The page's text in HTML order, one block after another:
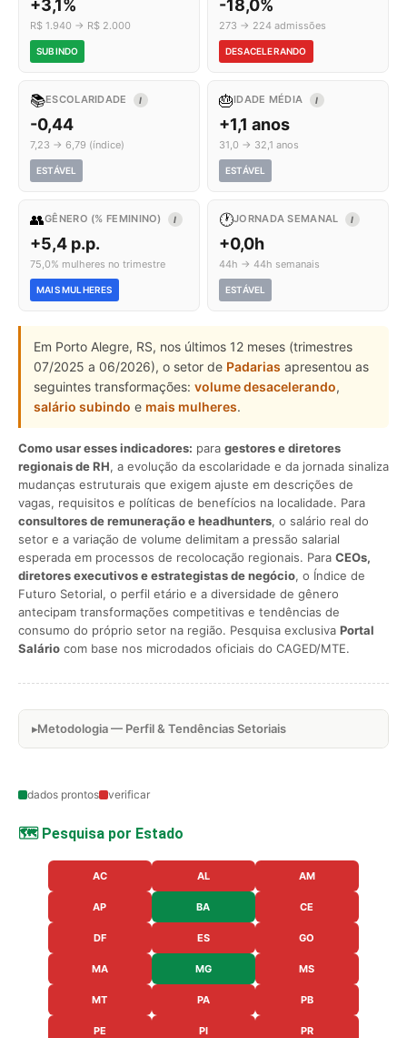
+3,1%
R$ 1.940 → R$ 2.000
SUBINDO
-18,0%
273 → 224 admissões
DESACELERANDO
📚ESCOLARIDADE I
-0,44
7,23 → 6,79 (índice)
ESTÁVEL
🎂IDADE MÉDIA I
+1,1 anos
31,0 → 32,1 anos
ESTÁVEL
👥GÊNERO (% FEMININO) I
+5,4 p.p.
75,0% mulheres no trimestre
MAIS MULHERES
🕐JORNADA SEMANAL I
+0,0h
44h → 44h semanais
ESTÁVEL
Em Porto Alegre, RS, nos últimos 12 meses (trimestres
07/2025 a 06/2026), o setor de Padarias apresentou as
seguintes transformações: volume desacelerando,
salário subindo e mais mulheres.
Como usar esses indicadores: para gestores e diretores
regionais de RH, a evolução da escolaridade e da jornada sinaliza
mudanças estruturais que exigem ajuste em descrições de
vagas, requisitos e políticas de benefícios na localidade. Para
consultores de remuneração e headhunters, o salário real do
setor e a variação de volume delimitam a pressão salarial
esperada em processos de recolocação regionais. Para CEOs,
diretores executivos e estrategistas de negócio, o Índice de
Futuro Setorial, o perfil etário e a diversidade de gênero
antecipam transformações competitivas e tendências de
consumo do próprio setor na região. Pesquisa exclusiva Portal
Salário com base nos microdados oficiais do CAGED/MTE.
Metodologia — Perfil & Tendências Setoriais
dados prontos verificar
🗺️ Pesquisa por Estado
AC AL AM
AP BA CE
DF ES GO
MA MG MS
MT PA PB
PE PI PR